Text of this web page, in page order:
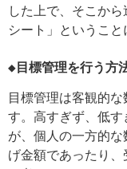
した上で、そこか
シート」ということ
◆目標管理を行う方
目標管理は客観的
す。高すぎず、低
が、個人の一方的
げ金額であったり